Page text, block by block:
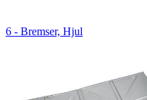
6 - Bremser, Hjul